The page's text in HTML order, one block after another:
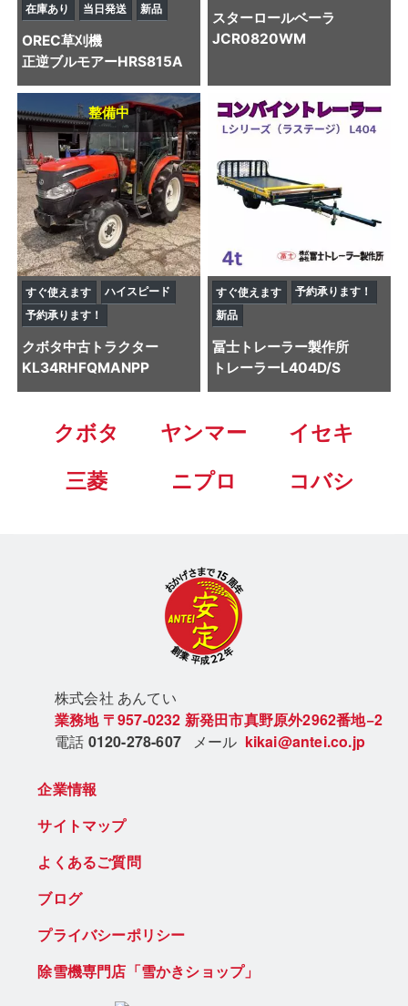
在庫あり
当日発送 新品
OREC草刈機
正逆ブルモアーHRS815A
スターロールベーラ
JCR0820WM
整備中
すぐ使えます
ハイスピード
予約承ります！
クボタ中古トラクター
KL34RHFQMANPP
すぐ使えます
予約承ります！
新品
冨士トレーラー製作所
トレーラーL404D/S
クボタ ヤンマー
イセキ
三菱
ニプロ コバシ
株式会社 あんてい
業務地 〒957-0232 新発田市真野原外2962番地−2
電話 0120-278-607 メール kikai@antei.co.jp
企業情報
サイトマップ
よくあるご質問
ブログ
プライバシーポリシー
除雪機専門店「雪かきショップ」